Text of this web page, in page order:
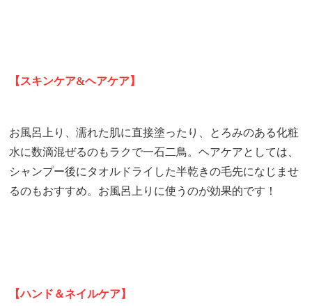
【スキンケア&ヘアケア】
お風呂上り、濡れた肌に直接塗ったり、 とろみのある化粧
水に数滴混ぜるのもラクで一石二鳥。ヘアケアとしては、
シャンプー後にタオルドライした半乾きの毛先になじませ
るのもおすすめ。お風呂上りに使うのが効果的です！
【ハンド＆ネイルケア】